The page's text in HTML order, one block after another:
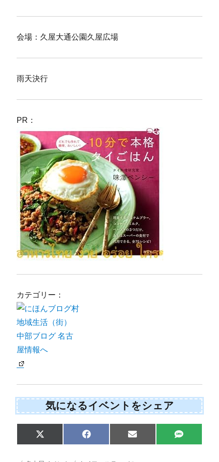
会場：久屋大通公園久屋広場
雨天決行
PR：
カテゴリー：
気になるイベントをシェア
Share
on
X
(
Share
on
F
a
Share
on
E
m
Share
on
S
M